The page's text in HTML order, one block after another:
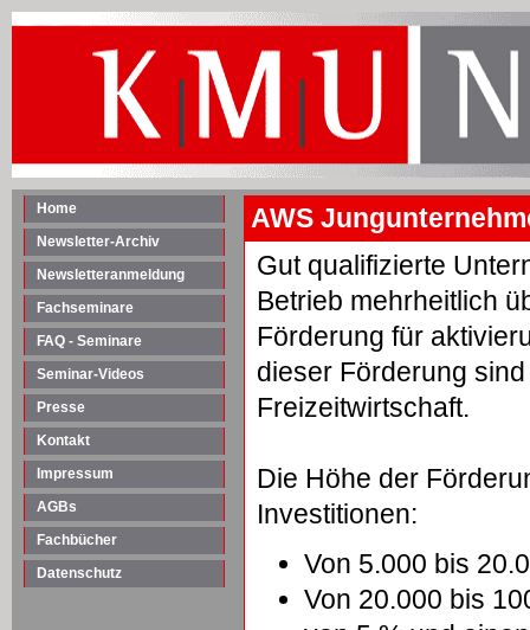
Home
Newsletter-Archiv
Newsletteranmeldung
Fachseminare
FAQ - Seminare
Seminar-Videos
Presse
Kontakt
Impressum
AGBs
Fachbücher
Datenschutz
AWS
Gut qualifizierte
Betrieb mehrheitlich
Förderung für
dieser Förderung
Freizeitwirtschaft.
Die Höhe der
Investitionen:
Von 5.000 bis
Von 20.000 bis